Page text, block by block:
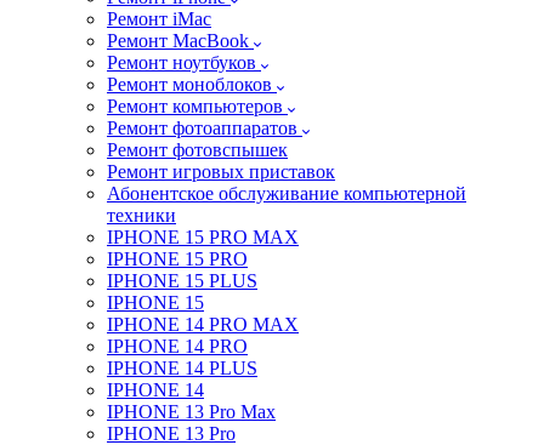
Ремонт iMac
Ремонт MacBook
Ремонт ноутбуков
Ремонт моноблоков
Ремонт компьютеров
Ремонт фотоаппаратов
Ремонт фотовспышек
Ремонт игровых приставок
Абонентское обслуживание компьютерной
техники
IPHONE 15 PRO MAX
IPHONE 15 PRO
IPHONE 15 PLUS
IPHONE 15
IPHONE 14 PRO MAX
IPHONE 14 PRO
IPHONE 14 PLUS
IPHONE 14
IPHONE 13 Pro Max
IPHONE 13 Pro